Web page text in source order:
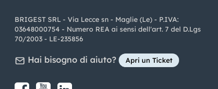
BRIGEST SRL - Via Lecce sn - Maglie (Le) - P.IVA:
03648000754 - Numero REA ai sensi dell'art. 7 del D.Lgs
70/2003 - LE-235856
Hai bisogno di aiuto? Apri un Ticket
Share on Facebook
Share on youtube